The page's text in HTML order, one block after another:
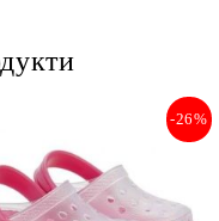
-26%